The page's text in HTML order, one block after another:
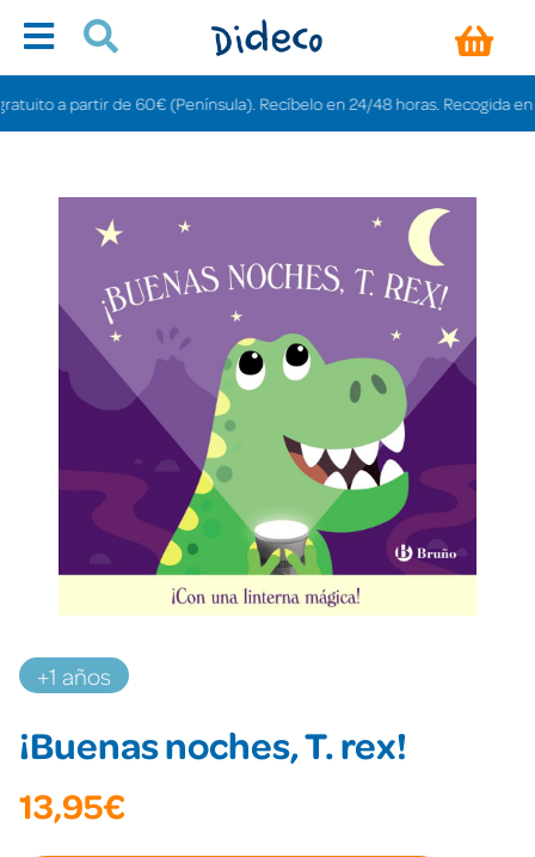
a partir de 60€ (Península). Recíbelo en 24/48 horas. Recogida en
+1 años
¡Buenas noches, T. rex!
13,95€